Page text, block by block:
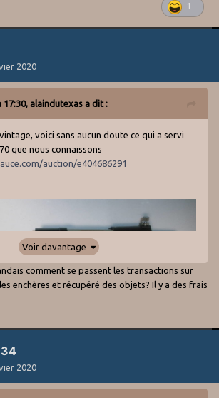
1
2020
17:30, alaindutexas a dit :
voici sans aucun doute ce qui a servi
que nous connaissons
auction/e404686291
Voir davantage
comment se passent les transactions sur
enchères et récupéré des objets? Il y a des frais
2020